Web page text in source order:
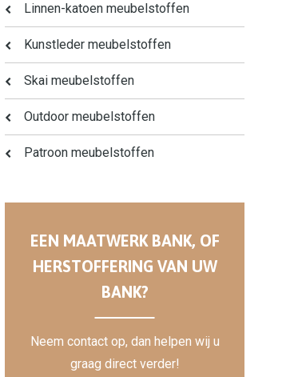
Linnen-katoen meubelstoffen
Kunstleder meubelstoffen
Skai meubelstoffen
Outdoor meubelstoffen
Patroon meubelstoffen
EEN MAATWERK BANK, OF
HERSTOFFERING VAN UW
BANK?
Neem contact op, dan helpen wij u
graag direct verder!